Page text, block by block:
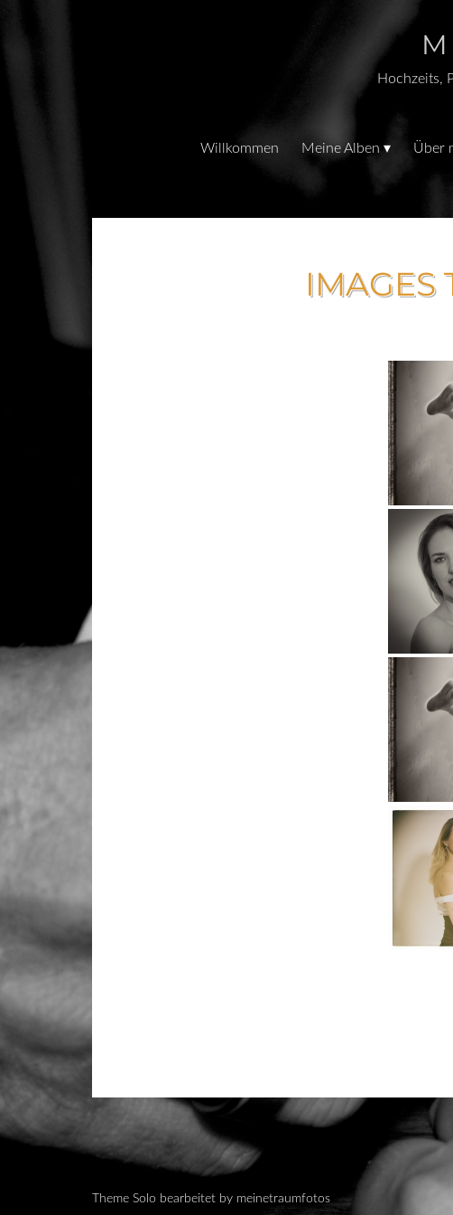
Hochzeits,
Willkommen Meine Alben Über
IMAGES
Theme Solo bearbeitet by meinetraumfotos